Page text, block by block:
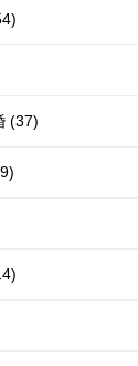
(37)